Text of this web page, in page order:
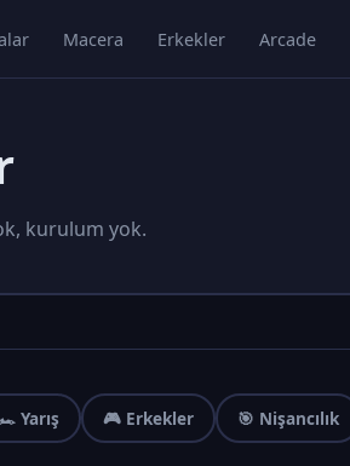
Macera Erkekler Arcade
kurulum yok.
Yarış 🎮 Erkekler 🎯 Nişancılık